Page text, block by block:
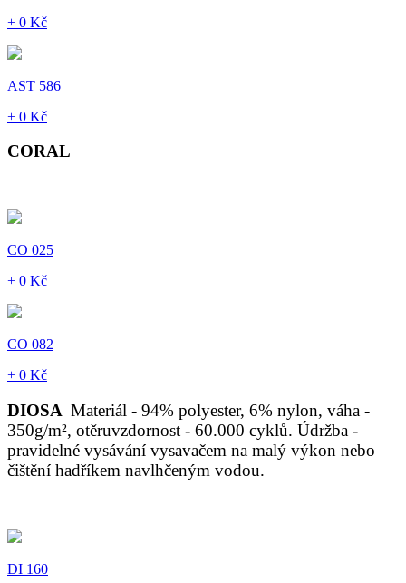
+ 0 Kč
AST 586
+ 0 Kč
CORAL
CO 025
+ 0 Kč
CO 082
+ 0 Kč
DIOSA Materiál - 94% polyester, 6% nylon, váha -
350g/m², otěruvzdornost - 60.000 cyklů. Údržba -
pravidelné vysávání vysavačem na malý výkon nebo
čištění hadříkem navlhčeným vodou.
DI 160